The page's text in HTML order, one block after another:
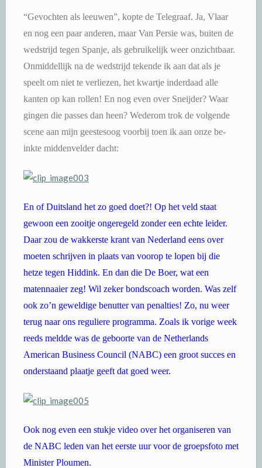
“Gevochten als leeuwen”, kopte de Telegraaf. Ja, Vlaar
en nog een paar anderen, maar Van Persie was, buiten de
wedstrijd tegen Spanje, als gebruikelijk weer onzichtbaar.
Onmiddellijk na de wedstrijd tekende ik aan dat als je
speelt om niet te verliezen, het kwartje inderdaad alle
kanten op kan rollen! En nog even over Sneijder? Waar
gingen die passes dan heen? Wederom trok de volgende
scene aan mijn geestesoog voorbij toen ik aan onze be-
inkte middenvelder dacht:
En of Duitsland het zo goed doet?! Op het veld staat
gewoon een zooitje ongeregeld zonder een echte leider.
Daar zou de wakkerste krant van Nederland eens over
moeten schrijven in plaats van voorop te lopen bij die
hetze tegen Hiddink. En dan die De Boer, wat een
matennaaier zeg! Wil zeker bondscoach worden. Was zelf
ook zo’n geweldige benutter van penalties! Zo, nu weer
terug naar ons reguliere programma. Zoals ik vorige week
reeds meldde was de geboorte van de Netherlands
American Business Council (NABC) een groot succes en
onderstaand plaatje geeft dat goed weer.
Ook nog even een stukje video over het organiseren van
de NABC leden van het eerste uur voor de groepsfoto met
Minister Ploumen.